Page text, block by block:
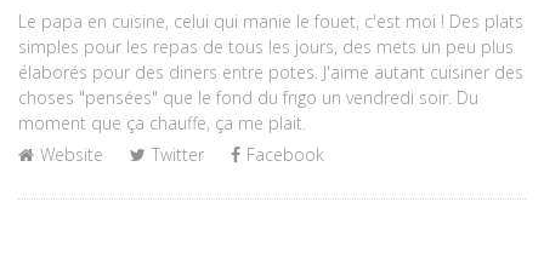
Le papa en cuisine, celui qui manie le fouet, c'est moi ! Des plats
simples pour les repas de tous les jours, des mets un peu plus
élaborés pour des diners entre potes. J'aime autant cuisiner des
choses "pensées" que le fond du frigo un vendredi soir. Du
moment que ça chauffe, ça me plait.
Website
Twitter Facebook